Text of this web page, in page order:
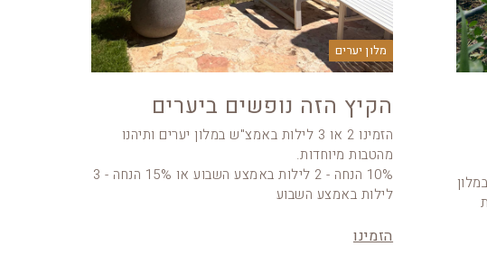
מלון יערים
הקיץ הזה נופשים ביערים
הזמינו 2 או 3 לילות באמצ"ש במלון יערים ותיהנו
מהטבות מיוחדות.
10% הנחה - 2 לילות באמצע השבוע או 15% הנחה - 3
לילות באמצע השבוע
הזמינו